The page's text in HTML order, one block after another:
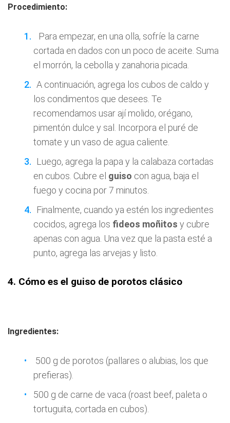
Procedimiento:
Para empezar, en una olla, sofríe la carne
cortada en dados con un poco de aceite. Suma
el morrón, la cebolla y zanahoria picada.
A continuación, agrega los cubos de caldo y
los condimentos que desees. Te
recomendamos usar ají molido, orégano,
pimentón dulce y sal. Incorpora el puré de
tomate y un vaso de agua caliente.
Luego, agrega la papa y la calabaza cortadas
en cubos. Cubre el guiso con agua, baja el
fuego y cocina por 7 minutos.
Finalmente, cuando ya estén los ingredientes
cocidos, agrega los fideos moñitos y cubre
apenas con agua. Una vez que la pasta esté a
punto, agrega las arvejas y listo.
4. Cómo es el guiso de porotos clásico
Ingredientes:
500 g de porotos (pallares o alubias, los que
prefieras).
500 g de carne de vaca (roast beef, paleta o
tortuguita, cortada en cubos).